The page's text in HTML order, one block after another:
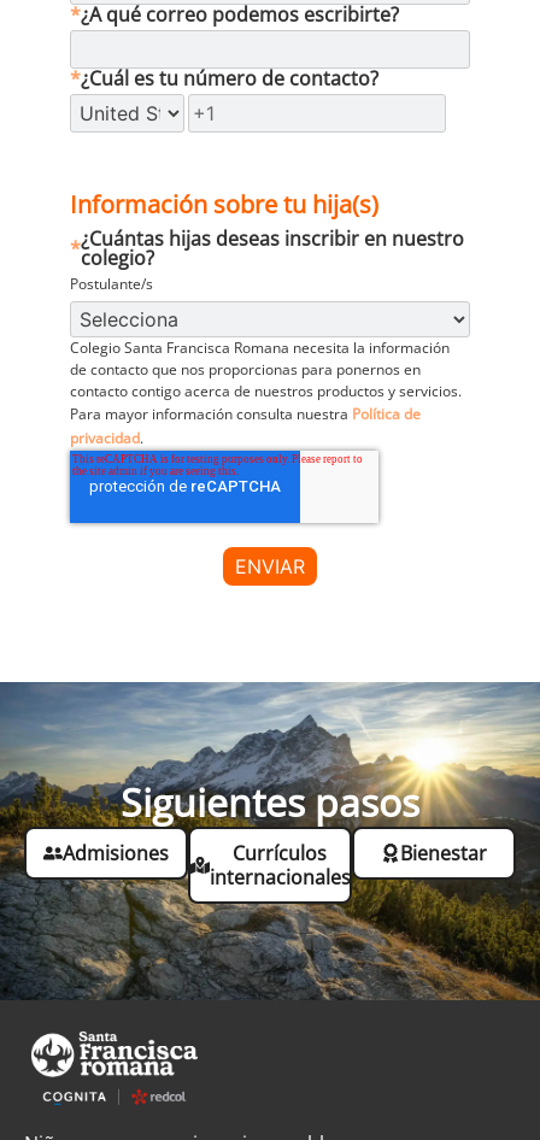
¿A qué correo podemos escribirte?
*
¿Cuál es tu número de contacto?
*
Información sobre tu hija(s)
¿Cuántas hijas deseas inscribir en nuestro
colegio?
*
Postulante/s
Colegio Santa Francisca Romana necesita la información
de contacto que nos proporcionas para ponernos en
contacto contigo acerca de nuestros productos y servicios.
Para mayor información consulta nuestra Política de
privacidad.
Siguientes pasos
Admisiones
Currículos
internacionales
Bienestar